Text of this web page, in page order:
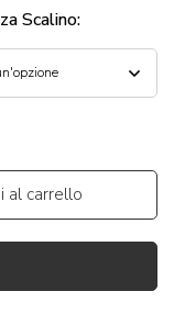
Scalino:
al carrello